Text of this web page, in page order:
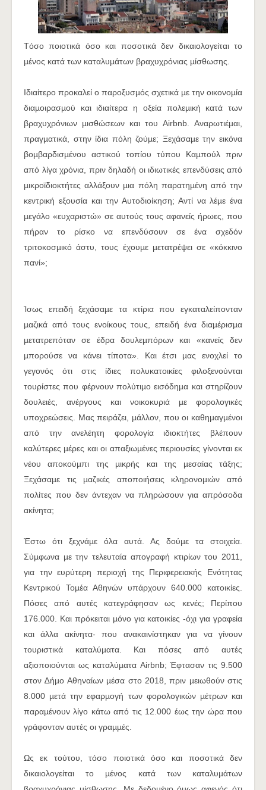
Tόσο ποιοτικά όσο και ποσοτικά δεν δικαιολογείται το
µένος κατά των καταλυµάτων βραχυχρόνιας µίσθωσης.
Ιδιαίτερο προκαλεί ο παροξυσµός σχετικά µε την οικονοµία
διαµοιρασµού και ιδιαίτερα η οξεία πολεµική κατά των
βραχυχρόνιων µισθώσεων και του Airbnb. Αναρωτιέµαι,
πραγµατικά, στην ίδια πόλη ζούµε; Ξεχάσαµε την εικόνα
βοµβαρδισµένου αστικού τοπίου τύπου Καµπούλ πριν
από λίγα χρόνια, πριν δηλαδή οι ιδιωτικές επενδύσεις από
µικροϊδιοκτήτες αλλάξουν µια πόλη παρατηµένη από την
κεντρική εξουσία και την Αυτοδιοίκηση; Αντί να λέµε ένα
µεγάλο «ευχαριστώ» σε αυτούς τους αφανείς ήρωες, που
πήραν το ρίσκο να επενδύσουν σε ένα σχεδόν
τριτοκοσµικό άστυ, τους έχουµε µετατρέψει σε «κόκκινο
πανί»;
Ίσως επειδή ξεχάσαµε τα κτίρια που εγκαταλείπονταν
µαζικά από τους ενοίκους τους, επειδή ένα διαµέρισµα
µετατρεπόταν σε έδρα δουλεµπόρων και «κανείς δεν
µπορούσε να κάνει τίποτα». Και έτσι µας ενοχλεί το
γεγονός ότι στις ίδιες πολυκατοικίες φιλοξενούνται
τουρίστες που φέρνουν πολύτιµο εισόδηµα και στηρίζουν
δουλειές, ανέργους και νοικοκυριά µε φορολογικές
υποχρεώσεις. Μας πειράζει, µάλλον, που οι καθηµαγµένοι
από την ανελέητη φορολογία ιδιοκτήτες βλέπουν
καλύτερες µέρες και οι απαξιωµένες περιουσίες γίνονται εκ
νέου αποκούµπι της µικρής και της µεσαίας τάξης;
Ξεχάσαµε τις µαζικές αποποιήσεις κληρονοµιών από
πολίτες που δεν άντεχαν να πληρώσουν για απρόσοδα
ακίνητα;
Έστω ότι ξεχνάµε όλα αυτά. Ας δούµε τα στοιχεία.
Σύµφωνα µε την τελευταία απογραφή κτιρίων του 2011,
για την ευρύτερη περιοχή της Περιφερειακής Ενότητας
Κεντρικού Τοµέα Αθηνών υπάρχουν 640.000 κατοικίες.
Πόσες από αυτές κατεγράφησαν ως κενές; Περίπου
176.000. Και πρόκειται µόνο για κατοικίες -όχι για γραφεία
και άλλα ακίνητα- που ανακαινίστηκαν για να γίνουν
τουριστικά καταλύµατα. Και πόσες από αυτές
αξιοποιούνται ως καταλύµατα Airbnb; Έφτασαν τις 9.500
στον ∆ήµο Αθηναίων µέσα στο 2018, πριν µειωθούν στις
8.000 µετά την εφαρµογή των φορολογικών µέτρων και
παραµένουν λίγο κάτω από τις 12.000 έως την ώρα που
γράφονταν αυτές οι γραµµές.
Ως εκ τούτου, τόσο ποιοτικά όσο και ποσοτικά δεν
δικαιολογείται το µένος κατά των καταλυµάτων